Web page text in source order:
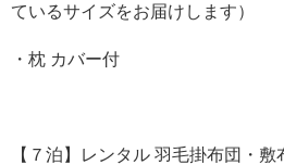
ているサイズをお届けします）
・枕 カバー付
【７泊】レンタル 羽毛掛布団・